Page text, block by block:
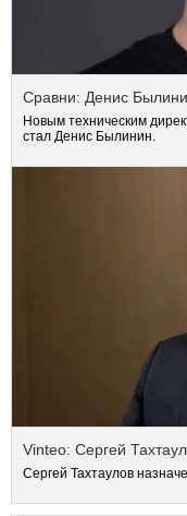
Сравни: Денис
Новым техническим
стал Денис Былинин.
Vinteo: Сергей
Сергей Тахтаулов